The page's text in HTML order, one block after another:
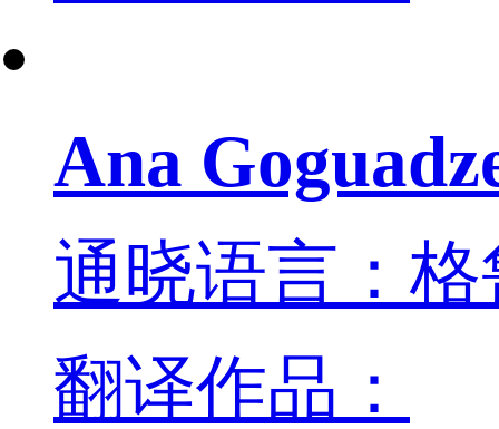
Ana
通晓语言：
翻译作品：